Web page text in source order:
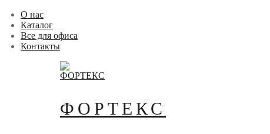
Перейти
содержимому
Меню
Закрыть
О нас
Каталог
Все для офиса
Контакты
ФОРТЕКС